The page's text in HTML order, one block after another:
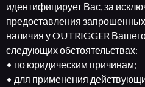
идентифицирует Вас, за
предоставления
наличия у OUTRIGGER
следующих обстоятельствах:
• по юридическим причинам;
• для применения